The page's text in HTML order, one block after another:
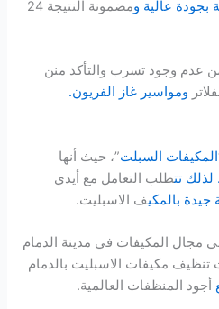
بجودة عالية و
مضمونة النتيجة 24
عدم وجود تسرب والتأكد منن
ومواسير غاز الفريون.
المكيفات السبلت”، حيث أنها
لذلك تتطلب التعامل مع أيدي
جيدة بالمكيف الاسبليت.
في مجال المكيفات في مدينة الدمام
تنظيف مكيفات الاسبليت بالدمام
أجود المنظفات العالمية.